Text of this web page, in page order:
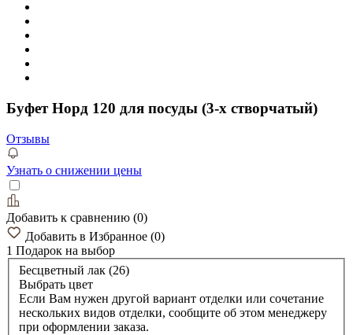
Буфет Норд 120 для посуды (3-х створчатый)
Отзывы
Узнать о снижении цены
Добавить к сравнению (0)
Добавить в Избранное (0)
1 Подарок на выбор
Бесцветный лак (26)
Выбрать цвет
Если Вам нужен другой вариант отделки или сочетание
нескольких видов отделки, сообщите об этом менеджеру
при оформлении заказа.